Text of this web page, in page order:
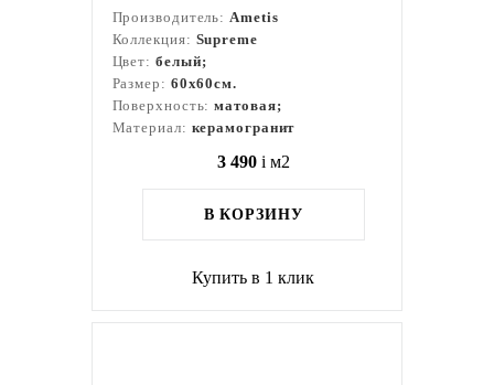
Производитель:Ametis
Коллекция: Supreme
Цвет: белый;
Размер: 60x60см.
Поверхность:матовая;
Материал: керамогранит
3 490 i м2
В КОРЗИНУ
Купить в 1 клик